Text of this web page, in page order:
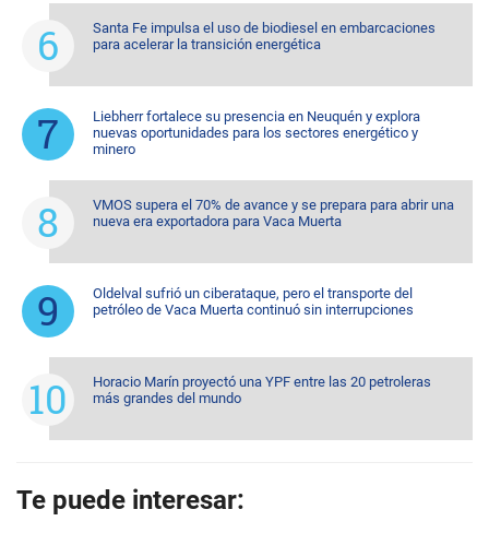
Santa Fe impulsa el uso de biodiesel en embarcaciones
para acelerar la transición energética
Liebherr fortalece su presencia en Neuquén y explora
nuevas oportunidades para los sectores energético y
minero
VMOS supera el 70% de avance y se prepara para abrir una
nueva era exportadora para Vaca Muerta
Oldelval sufrió un ciberataque, pero el transporte del
petróleo de Vaca Muerta continuó sin interrupciones
Horacio Marín proyectó una YPF entre las 20 petroleras
más grandes del mundo
Te puede interesar: